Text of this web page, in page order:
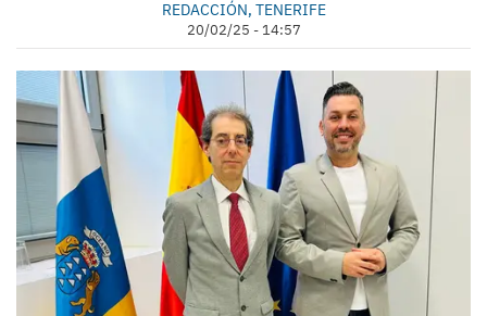
REDACCIÓN, TENERIFE
20/02/25 - 14:57